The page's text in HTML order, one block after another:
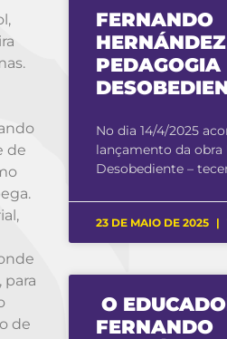
de
de
FERNANDO
PEDAGOGIA
No dia 14/4/2025
lançamento da
Desobediente –
23 DE MAIO DE 2025
O
FERNANDO